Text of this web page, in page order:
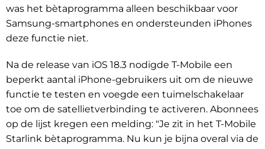
was het bètaprogramma alleen beschikbaar voor
Samsung-smartphones en ondersteunden iPhones
deze functie niet.
Na de release van iOS 18.3 nodigde T-Mobile een
beperkt aantal iPhone-gebruikers uit om de nieuwe
functie te testen en voegde een tuimelschakelaar
toe om de satellietverbinding te activeren. Abonnees
op de lijst kregen een melding: "Je zit in het T-Mobile
Starlink bètaprogramma. Nu kun je bijna overal via de